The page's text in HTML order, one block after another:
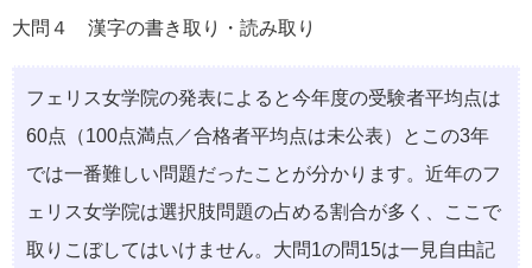
大問４ 漢字の書き取り・読み取り
フェリス女学院の発表によると今年度の受験者平均点は
60点（100点満点／合格者平均点は未公表）とこの3年
では一番難しい問題だったことが分かります。近年のフ
ェリス女学院は選択肢問題の占める割合が多く、ここで
取りこぼしてはいけません。大問1の問15は一見自由記